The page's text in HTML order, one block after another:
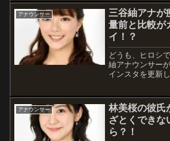
県高...
アナウンサー
三谷紬アナが
量前と比較が
イ！？
どうも、ヒロシ
紬アナウンサー
インスタを更新
10キロ減量に成
うです。しかし
アナウンサー
林美桜の彼氏
ざとくできな
ら？！